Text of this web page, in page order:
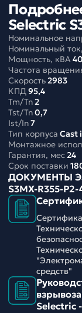
Selectric
Номинальное
Номинальный
Мощность, кВА
Частота
Скорость2983
КПД95,4
Tm/Tn2
Tst/Tn0,7
Ist/In7
Тип корпуса Cast
Монтажное
Гарантия, мес24
Срок поставки
ДОКУМЕНТЫ
S3MX-R355-
средств"
Selectric